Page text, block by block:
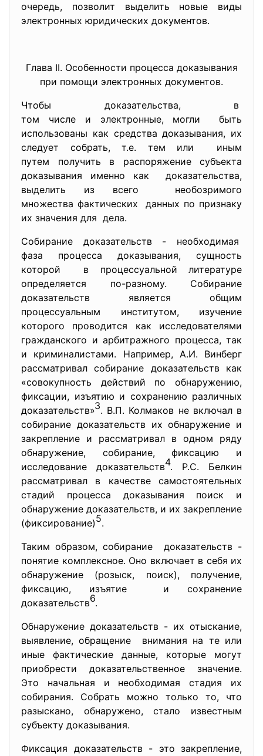
очередь, позволит выделить новые виды
электронных юридических документов.
Глава II. Особенности процесса доказывания
при помощи электронных документов.
Чтобы доказательства, в
том числе и электронные, могли быть
использованы как средства доказывания, их
следует собрать, т.е. тем или иным
путем получить в распоряжение субъекта
доказывания именно как доказательства,
выделить из всего необозримого
множества фактических данных по признаку
их значения для дела.
Собирание доказательств - необходимая
фаза процесса доказывания, сущность
которой в процессуальной литературе
определяется по-разному. Собирание
доказательств является общим
процессуальным институтом, изучение
которого проводится как исследователями
гражданского и арбитражного процесса, так
и криминалистами. Например, А.И. Винберг
рассматривал собирание доказательств как
«совокупность действий по обнаружению,
фиксации, изъятию и сохранению различных
доказательств»3. В.П. Колмаков не включал в
собирание доказательств их обнаружение и
закрепление и рассматривал в одном ряду
обнаружение, собирание, фиксацию и
исследование доказательств4. Р.С. Белкин
рассматривал в качестве самостоятельных
стадий процесса доказывания поиск и
обнаружение доказательств, и их закрепление
(фиксирование)5.
Таким образом, собирание доказательств -
понятие комплексное. Оно включает в себя их
обнаружение (розыск, поиск), получение,
фиксацию, изъятие и сохранение
доказательств6.
Обнаружение доказательств - их отыскание,
выявление, обращение внимания на те или
иные фактические данные, которые могут
приобрести доказательственное значение.
Это начальная и необходимая стадия их
собирания. Собрать можно только то, что
разыскано, обнаружено, стало известным
субъекту доказывания.
Фиксация доказательств - это закрепление,